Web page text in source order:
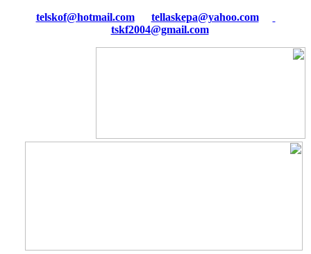
tellaskepa@yahoo.com
tskf2004@gmail.com